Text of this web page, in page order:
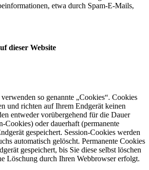
etwa durch Spam-E-Mails,
dieser Website
so genannte „Cookies“. Cookies
und richten auf Ihrem Endgerät keinen
entweder vorübergehend für die Dauer
Cookies) oder dauerhaft (permanente
gespeichert. Session-Cookies werden
automatisch gelöscht. Permanente Cookies
gespeichert, bis Sie diese selbst löschen
Löschung durch Ihren Webbrowser erfolgt.